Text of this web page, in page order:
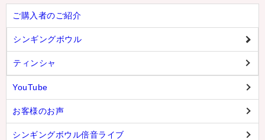
ご購入者のご紹介
シンギングボウル
ティンシャ
YouTube
お客様のお声
シンギングボウル倍音ライブ